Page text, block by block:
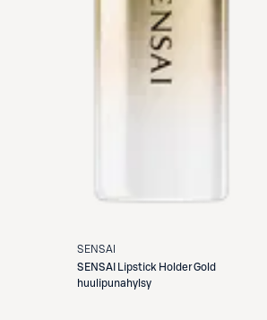
SENSAI
SENSAI
Lipstick Holder Gold
huulipunahylsy